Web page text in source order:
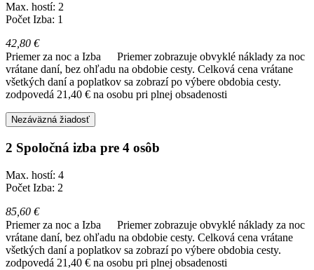
Max. hostí: 2
Počet Izba: 1
42,80 €
Priemer za noc a Izba
Priemer zobrazuje obvyklé náklady za noc
vrátane daní, bez ohľadu na obdobie cesty. Celková cena vrátane
všetkých daní a poplatkov sa zobrazí po výbere obdobia cesty.
zodpovedá 21,40 € na osobu pri plnej obsadenosti
Nezáväzná žiadosť
2 Spoločná izba pre 4 osôb
Max. hostí: 4
Počet Izba: 2
85,60 €
Priemer za noc a Izba
Priemer zobrazuje obvyklé náklady za noc
vrátane daní, bez ohľadu na obdobie cesty. Celková cena vrátane
všetkých daní a poplatkov sa zobrazí po výbere obdobia cesty.
zodpovedá 21,40 € na osobu pri plnej obsadenosti